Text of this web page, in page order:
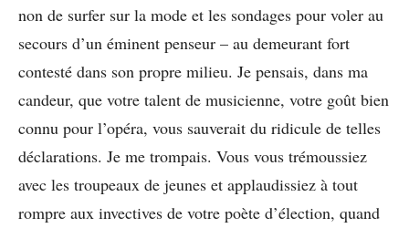
non de surfer sur la mode et les sondages pour voler au
secours d’un éminent penseur – au demeurant fort
contesté dans son propre milieu. Je pensais, dans ma
candeur, que votre talent de musicienne, votre goût bien
connu pour l’opéra, vous sauverait du ridicule de telles
déclarations. Je me trompais. Vous vous trémoussiez
avec les troupeaux de jeunes et applaudissiez à tout
rompre aux invectives de votre poète d’élection, quand